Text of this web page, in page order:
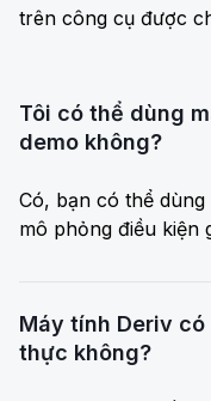
trên công cụ được
Tôi có thể dùng
demo không?
Có, bạn có thể
mô phỏng điều kiện
Máy tính Deriv
thực không?